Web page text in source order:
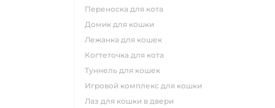
переноска для кота
домик для кошки
лежанка для кошек
когтеточка для кота
туннель для кошек
игровой комплекс для кошки
лаз для кошки в двери